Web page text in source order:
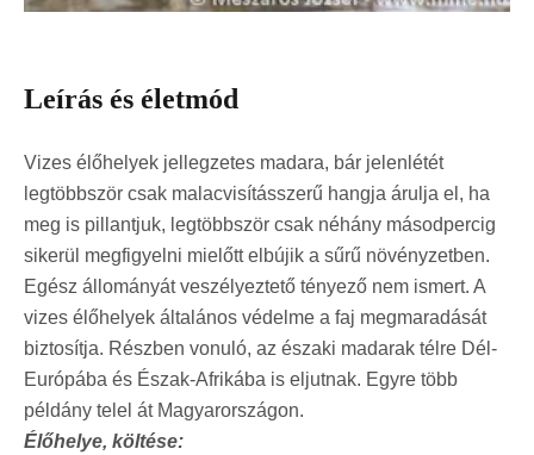
Leírás és életmód
Vizes élőhelyek jellegzetes madara, bár jelenlétét
legtöbbször csak malacvisításszerű hangja árulja el, ha
meg is pillantjuk, legtöbbször csak néhány másodpercig
sikerül megfigyelni mielőtt elbújik a sűrű növényzetben.
Egész állományát veszélyeztető tényező nem ismert. A
vizes élőhelyek általános védelme a faj megmaradását
biztosítja. Részben vonuló, az északi madarak télre Dél-
Európába és Észak-Afrikába is eljutnak. Egyre több
példány telel át Magyarországon.
Élőhelye, költése: